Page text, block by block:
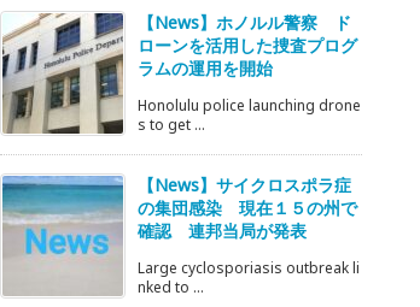
【News】ホノルル警察 ド
ローンを活用した捜査プログ
ラムの運用を開始
Honolulu police launching drone
s to get ...
【News】サイクロスポラ症
の集団感染 現在１５の州で
確認 連邦当局が発表
Large cyclosporiasis outbreak li
nked to ...